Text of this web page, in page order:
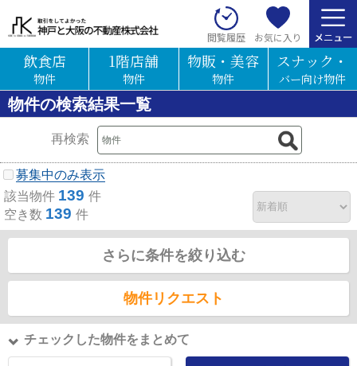
閲覧履歴 お気に入り
飲食店
物件
1階店舗
物件
物販・美容
物件
スナック・
バー向け物件
物件の検索結果一覧
再検索
募集中のみ表示
該当物件 139 件
空き数 139 件
さらに条件を絞り込む
物件リクエスト
チェックした物件をまとめて